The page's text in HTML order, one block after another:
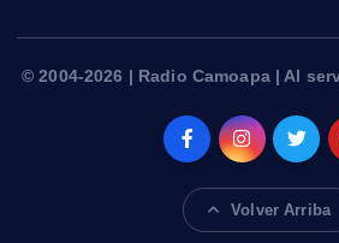
© 2004-2026 | Radio Camoapa | Al
Volver Arriba